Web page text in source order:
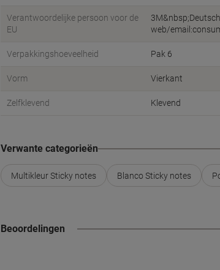
Verantwoordelijke persoon voor de
EU
web/
Verpakkingshoeveelheid Pak 6
Vorm Vierkant
Zelfklevend Klevend
Verwante categorieën
Multikleur Sticky notes Blanco Sticky notes
Beoordelingen